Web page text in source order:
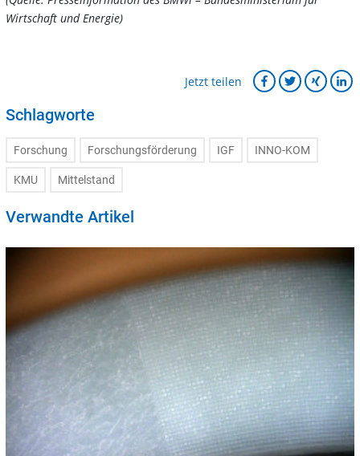
Wirtschaft und Energie)
Jetzt teilen
Schlagworte
Forschung Forschungsförderung IGF INNO-KOM
KMU Mittelstand
Verwandte Artikel